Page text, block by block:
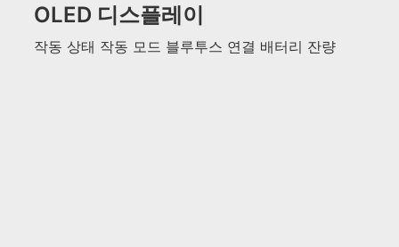
OLED 디스플레이
작동 상태 작동 모드 블루투스 연결 배터리 잔량